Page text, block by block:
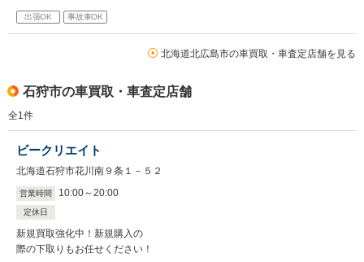
出張OK 事故車OK
北海道北広島市の車買取・車査定店舗を見る
石狩市の車買取・車査定店舗
全1件
ビークリエイト
北海道石狩市花川南９条１－５２
営業時間 10:00～20:00
定休日
新規買取強化中！新規購入の
際の下取りもお任せください！